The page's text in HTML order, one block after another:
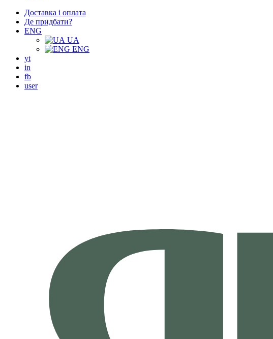
Доставка і оплата
Де придбати?
ENG
UA
ENG
yt
in
fb
user